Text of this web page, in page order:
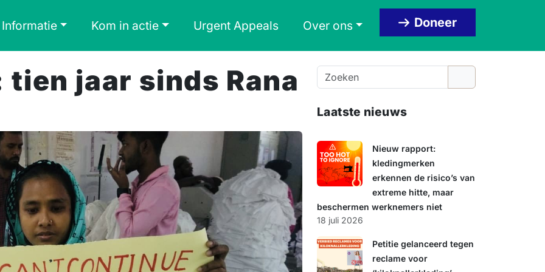
Informatie Kom in actie Urgent Appeals Over ons Doneer
jaar sinds Rana
o
k
n
Laatste nieuws
Nieuw rapport:
kledingmerken
erkennen de risico’s van
extreme hitte, maar
beschermen werknemers niet
18 juli 2026
Petitie gelanceerd tegen
reclame voor